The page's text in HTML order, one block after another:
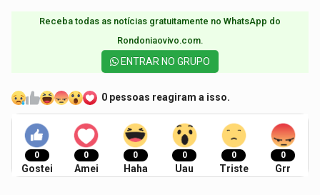
Receba todas as notícias gratuitamente no WhatsApp do
Rondoniaovivo.com.​
ENTRAR NO GRUPO
0 pessoas reagiram a isso.
0
Gostei
0
Amei
0
Haha
0
Uau
0
Triste
0
Grr